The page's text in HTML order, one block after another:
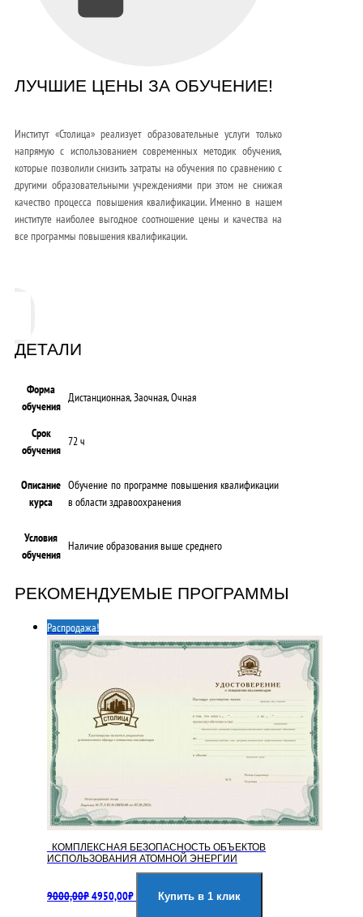
ЛУЧШИЕ ЦЕНЫ ЗА ОБУЧЕНИЕ!
Институт «Столица» реализует образовательные услуги только
напрямую с использованием современных методик обучения,
которые позволили снизить затраты на обучения по сравнению с
другими образовательными учреждениями при этом не снижая
качество процесса повышения квалификации. Именно в нашем
институте наиболее выгодное соотношение цены и качества на
все программы повышения квалификации.
ДЕТАЛИ
Форма
обучения
Дистанционная, Заочная, Очная
Срок
обучения
72 ч
Описание
курса
Обучение по программе повышения квалификации
в области здравоохранения
Условия
обучения
Наличие образования выше среднего
РЕКОМЕНДУЕМЫЕ ПРОГРАММЫ
Распродажа!
КОМПЛЕКСНАЯ БЕЗОПАСНОСТЬ ОБЪЕКТОВ
ИСПОЛЬЗОВАНИЯ АТОМНОЙ ЭНЕРГИИ
9000,00₽цена
4950,00₽цена:
Купить в 1 клик